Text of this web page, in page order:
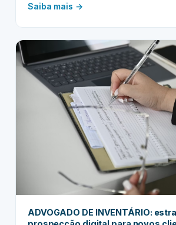
o testamento surge como um
outras disposições de última vontade.
simples manifestação…
Saiba mais →:
importância
e
o
papel
das
testemunhas
na
sua
validade
jurídica
ADVOGADO DE INVENTÁRIO: